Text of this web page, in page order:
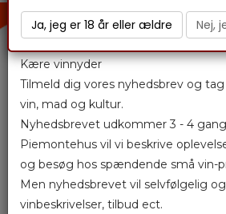
Kære vinnyder
Tilmeld dig vores nyhedsbrev og
vin, mad og kultur.
Nyhedsbrevet udkommer 3 - 4
Piemontehus vil vi beskrive
og besøg hos spændende små vin-
Men nyhedsbrevet vil selvfølgelig
vinbeskrivelser, tilbud ect.
Ja, jeg er 18 år eller ældre Nej,
2019
Varenummer: 129
Kr.
Der har altid
1997 at